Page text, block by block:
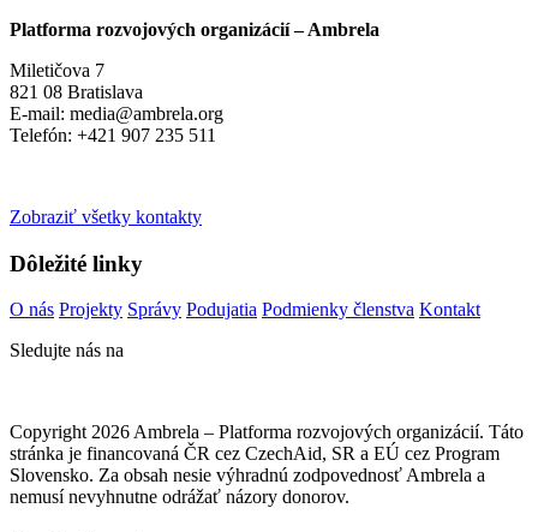
Platforma rozvojových organizácií – Ambrela
Miletičova 7
821 08 Bratislava
E-mail: media@ambrela.org
Telefón: +421 907 235 511
Zobraziť všetky kontakty
Dôležité linky
O nás Projekty Správy Podujatia Podmienky členstva Kontakt
Sledujte nás na
Copyright 2026 Ambrela – Platforma rozvojových organizácií. Táto
stránka je financovaná ČR cez CzechAid, SR a EÚ cez Program
Slovensko. Za obsah nesie výhradnú zodpovednosť Ambrela a
nemusí nevyhnutne odrážať názory donorov.